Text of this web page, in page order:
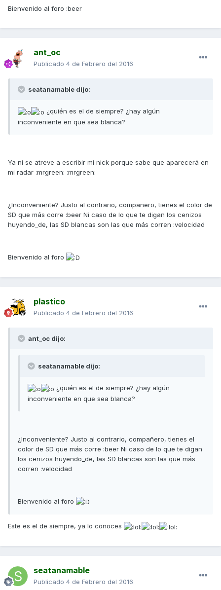
Bienvenido al foro :beer
ant_oc
Publicado 4 de Febrero del 2016
seatanamable dijo:
¿quién es el de siempre? ¿hay algún
inconveniente en que sea blanca?
Ya ni se atreve a escribir mi nick porque sabe que aparecerá en
mi radar :mrgreen: :mrgreen:
¿Inconveniente? Justo al contrario, compañero, tienes el color de
SD que más corre :beer Ni caso de lo que te digan los cenizos
huyendo_de, las SD blancas son las que más corren :velocidad
Bienvenido al foro
plastico
Publicado 4 de Febrero del 2016
ant_oc dijo:
seatanamable dijo:
¿quién es el de siempre? ¿hay algún
inconveniente en que sea blanca?
¿Inconveniente? Justo al contrario, compañero, tienes el
color de SD que más corre :beer Ni caso de lo que te digan
los cenizos huyendo_de, las SD blancas son las que más
corren :velocidad
Bienvenido al foro
Este es el de siempre, ya lo conoces
seatanamable
Publicado 4 de Febrero del 2016